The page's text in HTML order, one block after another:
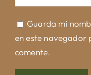
Guarda mi
en este navegador
comente.